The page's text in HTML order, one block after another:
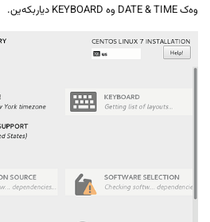
وەکDATE & TIME وەKEYBOARD دیاربکەین.